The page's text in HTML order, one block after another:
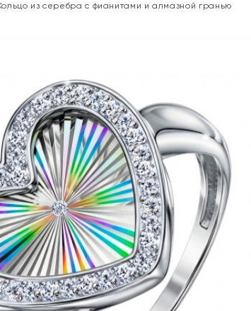
из серебра с фианитами и алмазной гранью